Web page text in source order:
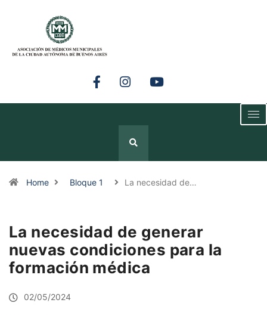
Home Bloque 1 La necesidad de…
La necesidad de generar
nuevas condiciones para la
formación médica
02/05/2024